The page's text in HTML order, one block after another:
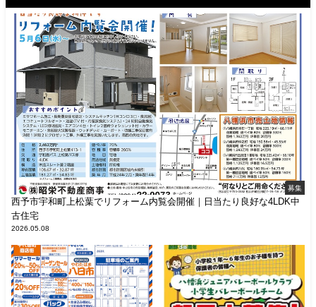
募集
西予市宇和町上松葉でリフォーム内覧会開催｜日当たり良好な4LDK中
古住宅
2026.05.08